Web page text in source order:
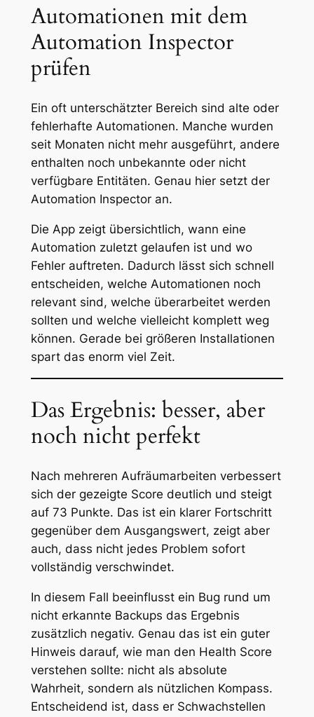
Automationen mit dem
Automation Inspector
prüfen
Ein oft unterschätzter Bereich sind alte oder
fehlerhafte Automationen. Manche wurden
seit Monaten nicht mehr ausgeführt, andere
enthalten noch unbekannte oder nicht
verfügbare Entitäten. Genau hier setzt der
Automation Inspector an.
Die App zeigt übersichtlich, wann eine
Automation zuletzt gelaufen ist und wo
Fehler auftreten. Dadurch lässt sich schnell
entscheiden, welche Automationen noch
relevant sind, welche überarbeitet werden
sollten und welche vielleicht komplett weg
können. Gerade bei größeren Installationen
spart das enorm viel Zeit.
Das Ergebnis: besser, aber
noch nicht perfekt
Nach mehreren Aufräumarbeiten verbessert
sich der gezeigte Score deutlich und steigt
auf 73 Punkte. Das ist ein klarer Fortschritt
gegenüber dem Ausgangswert, zeigt aber
auch, dass nicht jedes Problem sofort
vollständig verschwindet.
In diesem Fall beeinflusst ein Bug rund um
nicht erkannte Backups das Ergebnis
zusätzlich negativ. Genau das ist ein guter
Hinweis darauf, wie man den Health Score
verstehen sollte: nicht als absolute
Wahrheit, sondern als nützlichen Kompass.
Entscheidend ist, dass er Schwachstellen